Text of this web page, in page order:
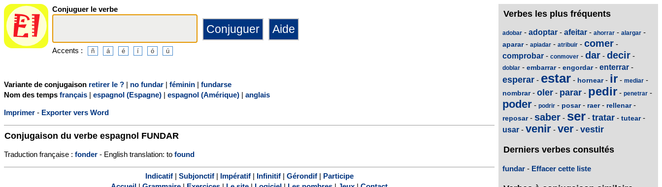
Conjuguer le verbe
Accents :
Variante de conjugaison retirer le ? | no fundar | féminin | fundarse
Nom des temps français | espagnol (Espagne) | espagnol (Amérique) | anglais
Imprimer - Exporter vers Word
Conjugaison du verbe espagnol FUNDAR
Traduction française : fonder - English translation: to found
Indicatif| Subjonctif| Impératif| Infinitif| Gérondif|
Participe
Verbes les plus fréquents
adobar - adoptar - afeitar - ahorrar - alargar -
aparar- apiadar - atribuir - comer -
comprobar - conmover - dar - decir -
doblar - embarrar- engordar- enterrar -
esperar - estar - hornear- ir - mediar -
nombrar- oler - parar - pedir - penetrar -
poder - podrir - posar- raer- rellenar-
reposar- saber - ser - tratar - tutear-
usar - venir - ver - vestir
Derniers verbes consultés
fundar - Effacer cette liste